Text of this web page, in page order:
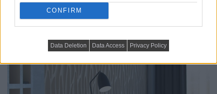
CONFIRM
Data Deletion Data Access Privacy Policy